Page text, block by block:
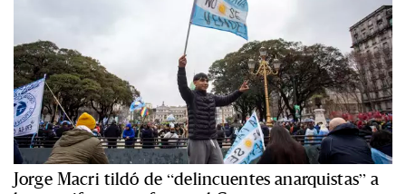
Jorge Macri tildó de “delincuentes anarquistas” a